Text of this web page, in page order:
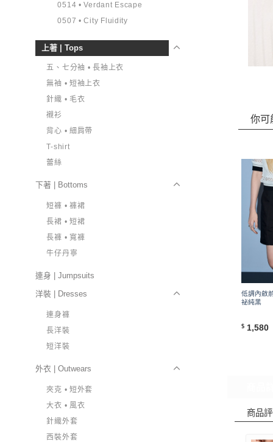
你可
低調內斂
祕純黑
$ 1,580
商品
0514 • Verdant Escape
0507 • City Fluidity
上著 | Tops
五、七分袖 • 長袖上衣
無袖 • 短袖上衣
針織 • 毛衣
襯衫
背心 • 細肩帶
T-shirt
蕾絲
下著 | Bottoms
短褲 • 褲裙
長裙 • 短裙
長褲 • 寬褲
牛仔丹寧
連身 | Jumpsuits
洋裝 | Dresses
連身褲
長洋裝
短洋裝
外衣 | Outwears
夾克 • 短外套
大衣 • 風衣
針織外套
西裝外套